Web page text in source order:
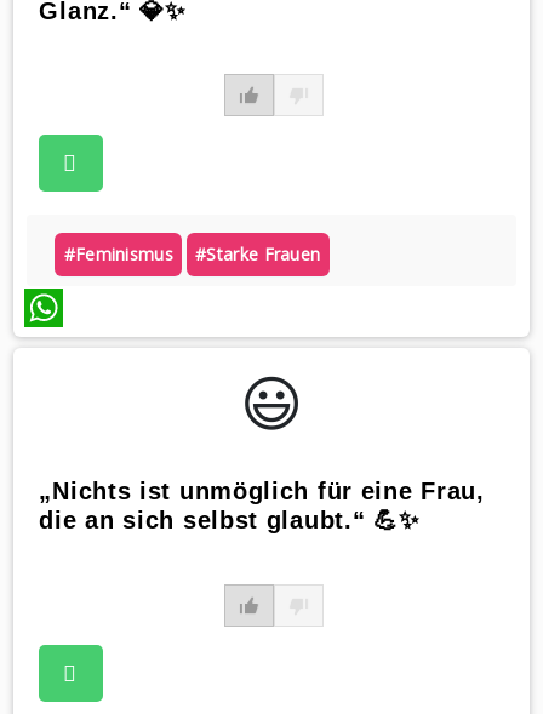
Glanz.“ 💎✨
#feminismus #starke Frauen
WhatsApp
😃️
„Nichts ist unmöglich für eine Frau,
die an sich selbst glaubt.“ 💪✨